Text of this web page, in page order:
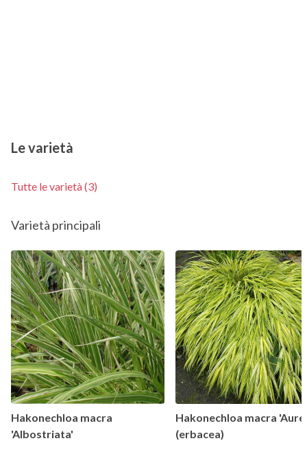
Le varietà
Tutte le varietà (3)
Varietà principali
Hakonechloa macra
'Albostriata'
Hakonechloa macra
(erbacea)